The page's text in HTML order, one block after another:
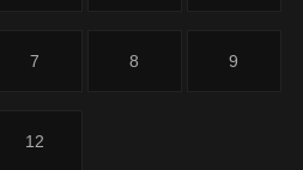
7 8 9
12